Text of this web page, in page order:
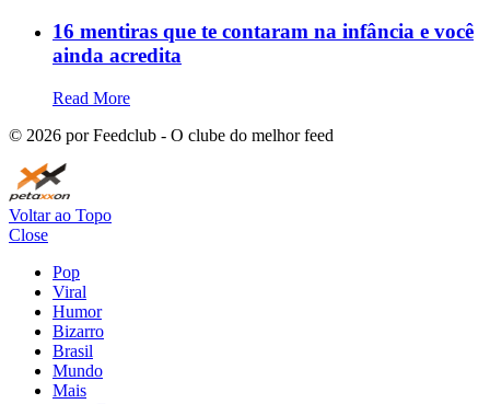
16 mentiras que te contaram na infância e você
ainda acredita
Read More
© 2026 por Feedclub - O clube do melhor feed
Voltar ao Topo
Close
Pop
Viral
Humor
Bizarro
Brasil
Mundo
Mais